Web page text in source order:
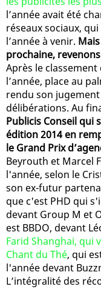
l’année avait été
réseaux sociaux,
l’année à venir.
prochaine,
Après le
l’année, place au
rendu son
délibérations. Au
Publicis Conseil qui
édition 2014 en
le Grand Prix
Beyrouth et Marcel
l'année, selon le
son ex-futur
que c'est PHD qui
devant Group M et
est BBDO, devant
Farid Shanghai, qui
Chant du Thé, qui
l'année devant
L’intégralité des